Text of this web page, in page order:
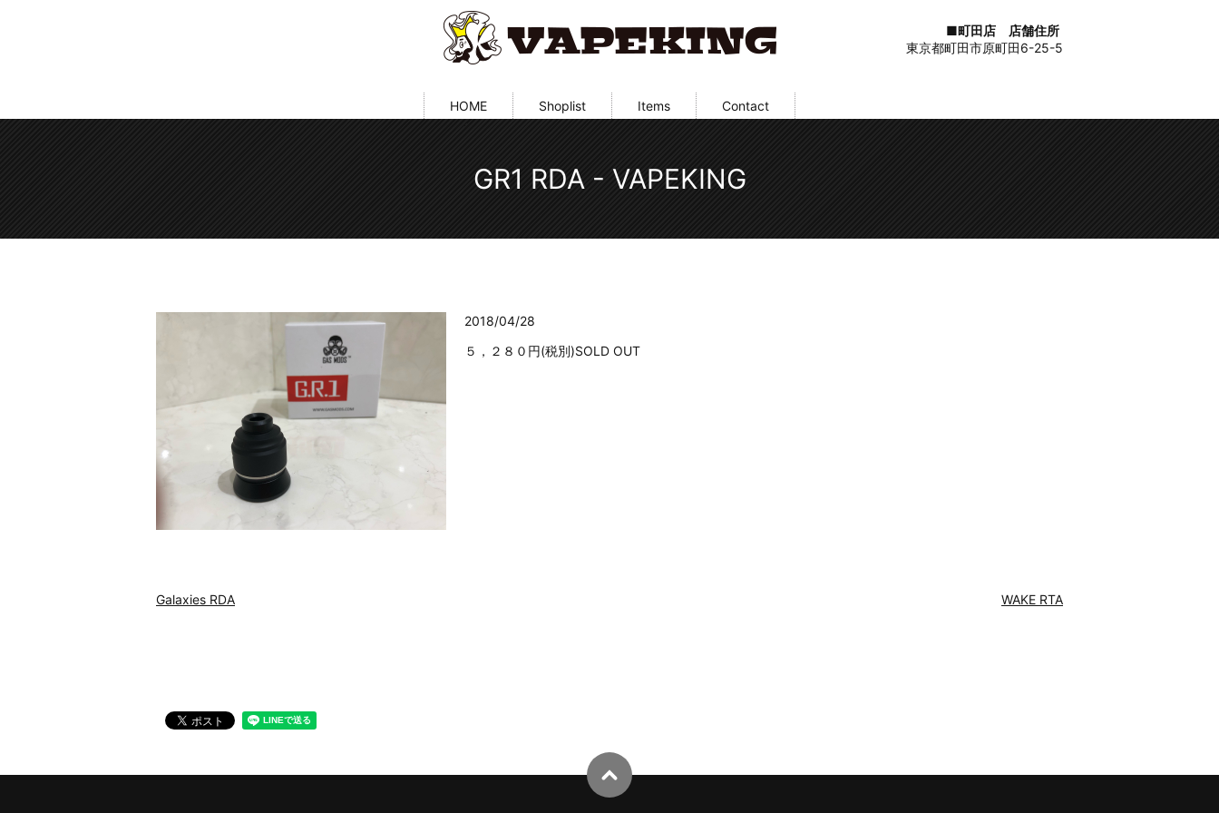
■町田店 店舗住所
東京都町田市原町田6-25-5
HOME Shoplist Items Contact
GR1 RDA - VAPEKING
2018/04/28
５，２８０円(税別)SOLD OUT
Galaxies RDA WAKE RTA